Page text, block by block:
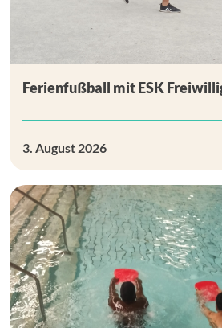
Ferienfußball mit ESK
3. August 2026